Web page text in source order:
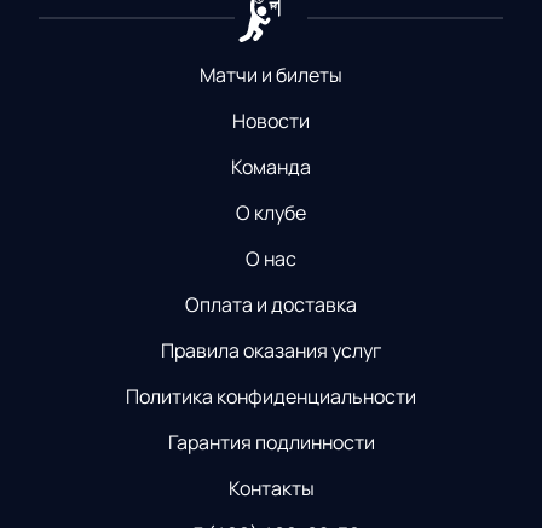
Матчи и билеты
Новости
Команда
О клубе
О нас
Оплата и доставка
Правила оказания услуг
Политика конфиденциальности
Гарантия подлинности
Контакты